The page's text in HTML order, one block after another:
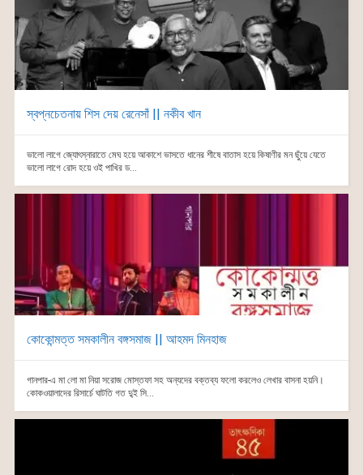
স্বপ্নচেতনায় শিস দেয় রেনেসাঁ || নকীব খান
ভালো লাগে জ্যোৎস্নারাতে মেঘ হয়ে আকাশে ভাসতে ধানের শীষে বাতাস হয়ে কিষাণীর মন ছুঁয়ে যেতে
ভালো লাগে রোদ হয়ে ওই পাখির ড...
কোকোন্মত্ত সমকালীন বঙ্গসমাজ || আহমদ মিনহাজ
গানপার-এ মা লো মা নিয়া সরোজ মোস্তফা সহ অন্যদের বক্তব্য ফলো করলেও লেখার বাসনা হয়নি।
কোকওয়ালাদের রিসার্চে ঘাটতি গত দু্ই সি...